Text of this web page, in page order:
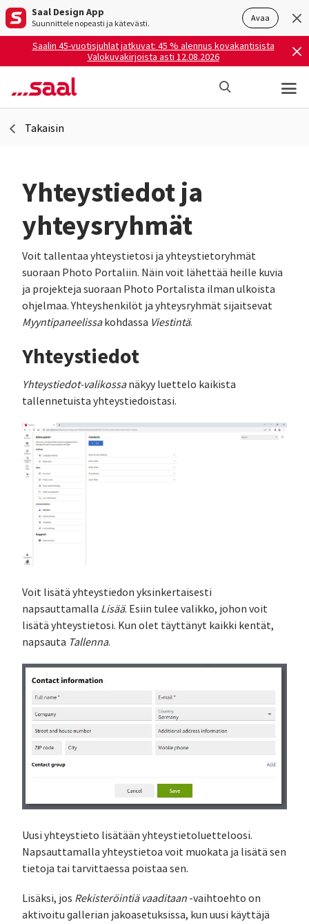
Saal Design App
Suunnittele nopeasti ja kätevästi. Avaa
Saalin 45-vuotisjuhlat jatkuvat: 45 % alennus kovakantisista
Valokuvakirjoista asti 12.08.2026
Takaisin
Yhteystiedot ja
yhteysryhmät
Voit tallentaa yhteystietosi ja yhteystietoryhmät
suoraan Photo Portaliin. Näin voit lähettää heille kuvia
ja projekteja suoraan Photo Portalista ilman ulkoista
ohjelmaa. Yhteyshenkilöt ja yhteysryhmät sijaitsevat
Myyntipaneelissakohdassa Viestintä.
Yhteystiedot
Yhteystiedot-valikossanäkyy luettelo kaikista
tallennetuista yhteystiedoistasi.
Voit lisätä yhteystiedon yksinkertaisesti
napsauttamalla Lisää. Esiin tulee valikko, johon voit
lisätä yhteystietosi. Kun olet täyttänyt kaikki kentät,
napsauta Tallenna.
Uusi yhteystieto lisätään yhteystietoluetteloosi.
Napsauttamalla yhteystietoa voit muokata ja lisätä sen
tietoja tai tarvittaessa poistaa sen.
Lisäksi, jos Rekisteröintiä vaaditaan -vaihtoehto on
aktivoitu gallerian jakoasetuksissa, kun uusi käyttäjä